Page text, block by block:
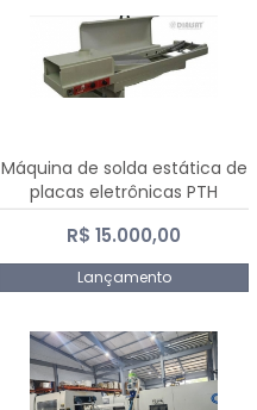
Máquina de solda estática de
placas eletrônicas PTH
DIALSAT
R$ 15.000,00
Lançamento